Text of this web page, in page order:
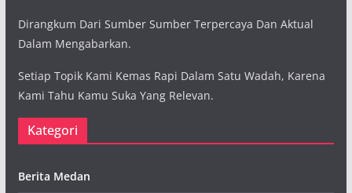
Dirangkum Dari Sumber Sumber Terpercaya Dan Aktual
Dalam Mengabarkan.
Setiap Topik Kami Kemas Rapi Dalam Satu Wadah, Karena
Kami Tahu Kamu Suka Yang Relevan.
Kategori
Berita Medan